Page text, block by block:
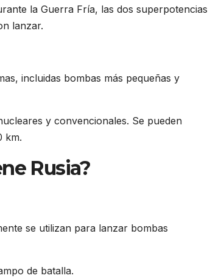
la Guerra Fría, las dos superpotencias
lanzar.
incluidas bombas más pequeñas y
y convencionales. Se pueden
km.
Rusia?
se utilizan para lanzar bombas
de batalla.